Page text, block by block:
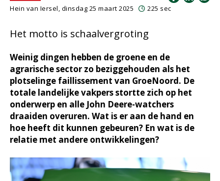
Hein van Iersel, dinsdag 25 maart 2025 225 sec
Het motto is schaalvergroting
Weinig dingen hebben de groene en de
agrarische sector zo beziggehouden als het
plotselinge faillissement van GroeNoord. De
totale landelijke vakpers stortte zich op het
onderwerp en alle John Deere-watchers
draaiden overuren. Wat is er aan de hand en
hoe heeft dit kunnen gebeuren? En wat is de
relatie met andere ontwikkelingen?